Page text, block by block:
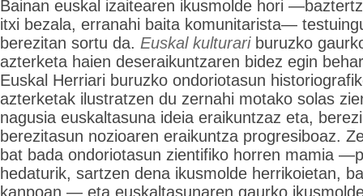
Bainan euskal izaitearen ikusmolde hori
itxi bezala, erranahi baita komunitarista—
berezitan sortu da. Euskal kulturari buruzko
azterketa haien deseraikuntzaren bidez egin
Euskal Herriari buruzko ondoriotasun
azterketak ilustratzen du zernahi motako solas
nagusia euskaltasuna ideia eraikuntzaz eta,
berezitasun nozioaren eraikuntza progresiboaz.
bat bada ondoriotasun zientifiko horren mamia
hedaturik, sartzen dena ikusmolde herrikoietan,
kanpoan — eta euskaltasunaren gaurko